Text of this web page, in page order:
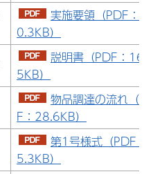
実施要領（PDF：9
0.3KB）
説明書（PDF：16.
5KB）
物品調達の流れ（
F：28.6KB）
第1号様式（PDF：
5.3KB）